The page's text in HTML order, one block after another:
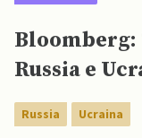
Russia e
Russia Ucraina